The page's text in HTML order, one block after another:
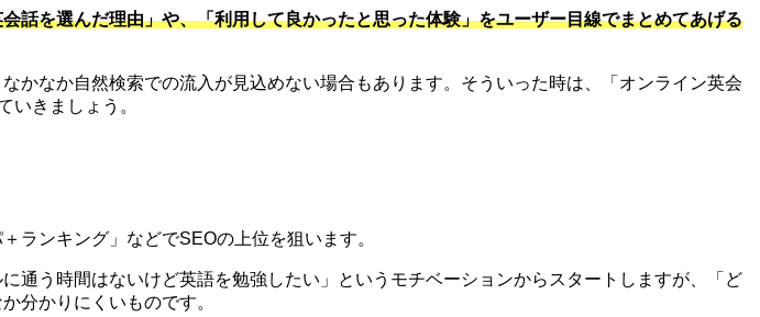
話を選んだ理由」や、「利用して良かったと思った体験」をユーザー目線でまとめてあげる
かなか自然検索での流入が見込めない場合もあります。そういった時は、「オンライン英会
いきましょう。
ランキング」などでSEOの上位を狙います。
通う時間はないけど英語を勉強したい」というモチベーションからスタートしますが、「ど
分かりにくいものです。